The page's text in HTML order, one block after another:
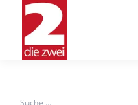
Search